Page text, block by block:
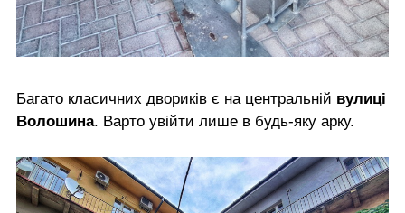
Багато класичних двориків є на центральній вулиці
Волошина. Варто увійти лише в будь-яку арку.